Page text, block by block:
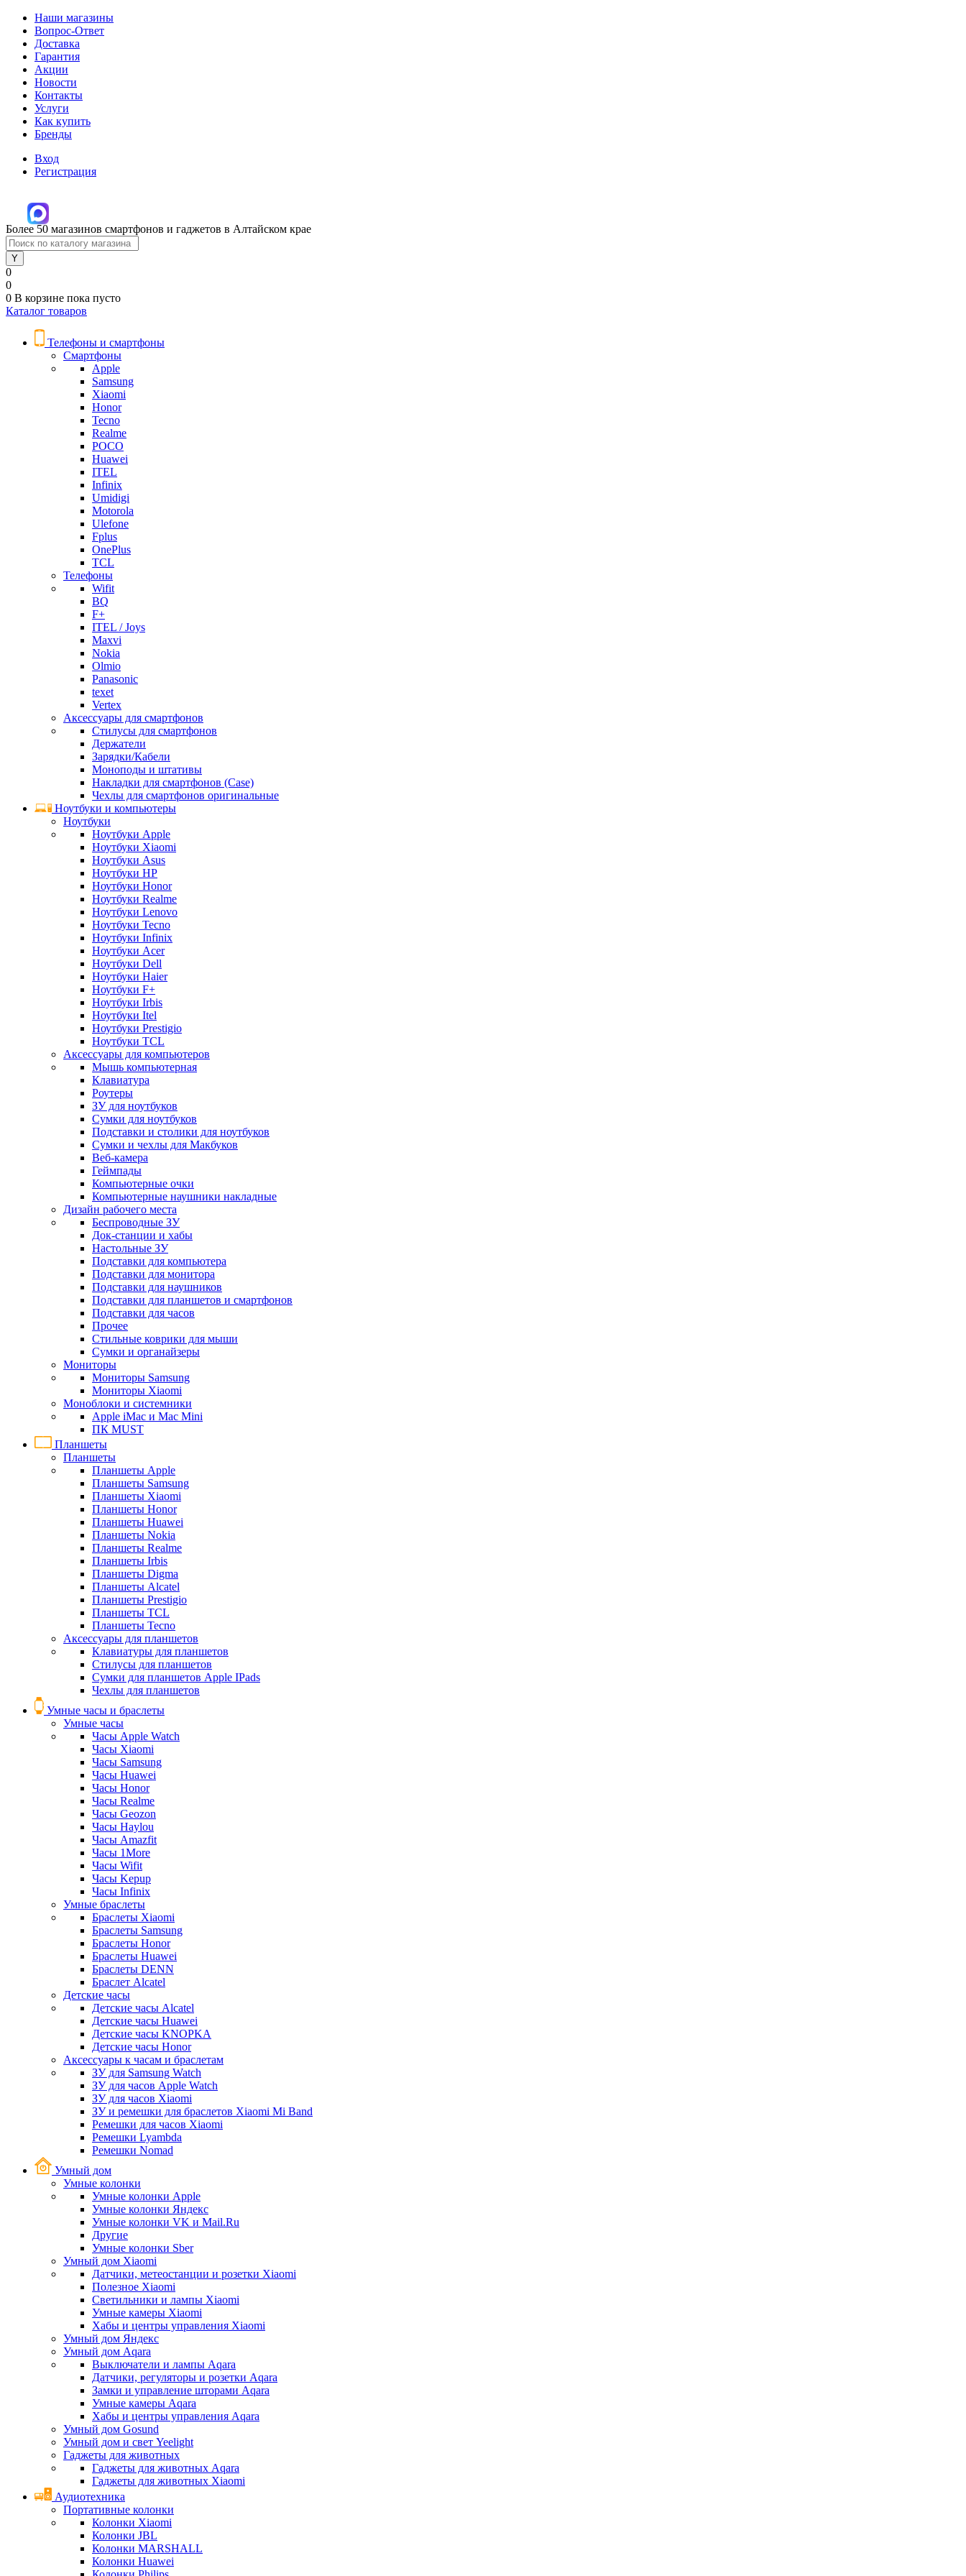
Наши магазины
Вопрос-Ответ
Доставка
Гарантия
Акции
Новости
Контакты
Услуги
Как купить
Бренды
Вход
Регистрация
Более 50 магазинов смартфонов и гаджетов в Алтайском крае
0
0
0 В корзине пока пусто
Каталог товаров
Телефоны и смартфоны
Смартфоны
Apple
Samsung
Xiaomi
Honor
Tecno
Realme
POCO
Huawei
ITEL
Infinix
Umidigi
Motorola
Ulefone
Fplus
OnePlus
TCL
Телефоны
Wifit
BQ
F+
ITEL / Joys
Maxvi
Nokia
Olmio
Panasonic
texet
Vertex
Аксессуары для смартфонов
Стилусы для смартфонов
Держатели
Зарядки/Кабели
Моноподы и штативы
Накладки для смартфонов (Case)
Чехлы для смартфонов оригинальные
Ноутбуки и компьютеры
Ноутбуки
Ноутбуки Apple
Ноутбуки Xiaomi
Ноутбуки Asus
Ноутбуки HP
Ноутбуки Honor
Ноутбуки Realme
Ноутбуки Lenovo
Ноутбуки Tecno
Ноутбуки Infinix
Ноутбуки Acer
Ноутбуки Dell
Ноутбуки Haier
Ноутбуки F+
Ноутбуки Irbis
Ноутбуки Itel
Ноутбуки Prestigio
Ноутбуки TCL
Аксессуары для компьютеров
Мышь компьютерная
Клавиатура
Роутеры
ЗУ для ноутбуков
Сумки для ноутбуков
Подставки и столики для ноутбуков
Сумки и чехлы для Макбуков
Веб-камера
Геймпады
Компьютерные очки
Компьютерные наушники накладные
Дизайн рабочего места
Беспроводные ЗУ
Док-станции и хабы
Настольные ЗУ
Подставки для компьютера
Подставки для монитора
Подставки для наушников
Подставки для планшетов и смартфонов
Подставки для часов
Прочее
Стильные коврики для мыши
Сумки и органайзеры
Мониторы
Мониторы Samsung
Мониторы Xiaomi
Моноблоки и системники
Apple iMac и Mac Mini
ПК MUST
Планшеты
Планшеты
Планшеты Apple
Планшеты Samsung
Планшеты Xiaomi
Планшеты Honor
Планшеты Huawei
Планшеты Nokia
Планшеты Realme
Планшеты Irbis
Планшеты Digma
Планшеты Alcatel
Планшеты Prestigio
Планшеты TCL
Планшеты Tecno
Аксессуары для планшетов
Клавиатуры для планшетов
Стилусы для планшетов
Сумки для планшетов Apple IPads
Чехлы для планшетов
Умные часы и браслеты
Умные часы
Часы Apple Watch
Часы Xiaomi
Часы Samsung
Часы Huawei
Часы Honor
Часы Realme
Часы Geozon
Часы Haylou
Часы Amazfit
Часы 1More
Часы Wifit
Часы Kepup
Часы Infinix
Умные браслеты
Браслеты Xiaomi
Браслеты Samsung
Браслеты Honor
Браслеты Huawei
Браслеты DENN
Браслет Alcatel
Детские часы
Детские часы Alcatel
Детские часы Huawei
Детские часы KNOPKA
Детские часы Honor
Аксессуары к часам и браслетам
ЗУ для Samsung Watch
ЗУ для часов Apple Watch
ЗУ для часов Xiaomi
ЗУ и ремешки для браслетов Xiaomi Mi Band
Ремешки для часов Xiaomi
Ремешки Lyambda
Ремешки Nomad
Умный дом
Умные колонки
Умные колонки Apple
Умные колонки Яндекс
Умные колонки VK и Mail.Ru
Другие
Умные колонки Sber
Умный дом Xiaomi
Датчики, метеостанции и розетки Xiaomi
Полезное Xiaomi
Светильники и лампы Xiaomi
Умные камеры Xiaomi
Хабы и центры управления Xiaomi
Умный дом Яндекс
Умный дом Aqara
Выключатели и лампы Aqara
Датчики, регуляторы и розетки Aqara
Замки и управление шторами Aqara
Умные камеры Aqara
Хабы и центры управления Aqara
Умный дом Gosund
Умный дом и свет Yeelight
Гаджеты для животных
Гаджеты для животных Aqara
Гаджеты для животных Xiaomi
Аудиотехника
Портативные колонки
Колонки Xiaomi
Колонки JBL
Колонки MARSHALL
Колонки Huawei